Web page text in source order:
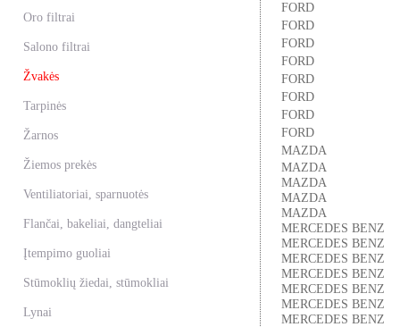
Oro filtrai
Salono filtrai
Žvakės
Tarpinės
Žarnos
Žiemos prekės
Ventiliatoriai, sparnuotės
Flančai, bakeliai, dangteliai
Įtempimo guoliai
Stūmoklių žiedai, stūmokliai
Lynai
FORD
FORD
FORD
FORD
FORD
FORD
FORD
FORD
MAZDA
MAZDA
MAZDA
MAZDA
MAZDA
MERCEDES BENZ
MERCEDES BENZ
MERCEDES BENZ
MERCEDES BENZ
MERCEDES BENZ
MERCEDES BENZ
MERCEDES BENZ